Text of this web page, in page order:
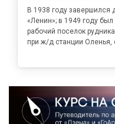
В 1938 году завершился
«Ленин»; в 1949 году
рабочий поселок
при ж/д станции